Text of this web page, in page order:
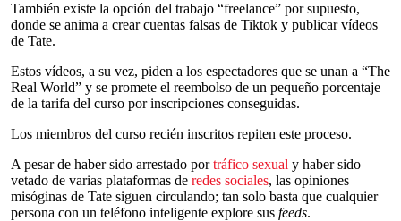
También existe la opción del trabajo “freelance” por supuesto,
donde se anima a crear cuentas falsas de Tiktok y publicar vídeos
de Tate.
Estos vídeos, a su vez, piden a los espectadores que se unan a “The
Real World” y se promete el reembolso de un pequeño porcentaje
de la tarifa del curso por inscripciones conseguidas.
Los miembros del curso recién inscritos repiten este proceso.
A pesar de haber sido arrestado portráfico sexual y haber sido
vetado de varias plataformas de redes sociales, las opiniones
misóginas de Tate siguen circulando; tan solo basta que cualquier
persona con un teléfono inteligente explore sus feeds.